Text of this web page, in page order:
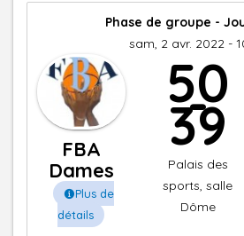
Phase de groupe -
sam, 2 avr. 2022 -
FBA
Dames
Plus de
détails
50
-
39
Palais des
sports, salle
Dôme